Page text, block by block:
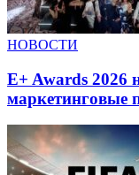
НОВОСТИ
E+ Awards 2026
маркетинговые